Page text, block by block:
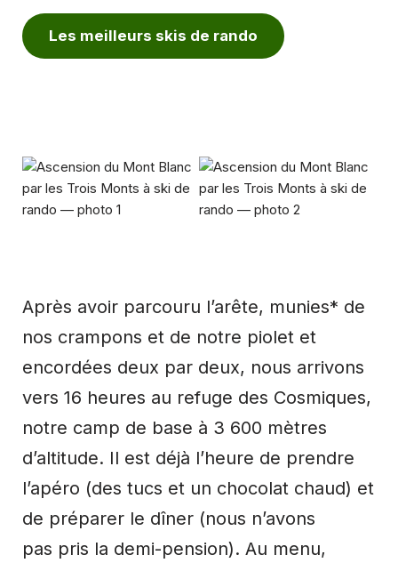
Les meilleurs skis de rando
Après avoir parcouru l’arête, munies* de
nos crampons et de notre piolet et
encordées deux par deux, nous arrivons
vers 16 heures au refuge des Cosmiques,
notre camp de base à 3 600 mètres
d’altitude. Il est déjà l’heure de prendre
l’apéro (des tucs et un chocolat chaud) et
de préparer le dîner (nous n’avons
pas pris la demi-pension). Au menu,